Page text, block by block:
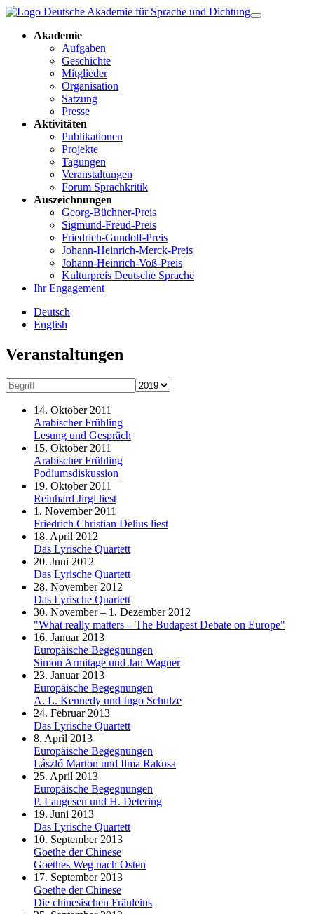
Akademie
Aufgaben
Geschichte
Mitglieder
Organisation
Satzung
Presse
Aktivitäten
Publikationen
Projekte
Tagungen
Veranstaltungen
Forum Sprachkritik
Auszeichnungen
Georg-Büchner-Preis
Sigmund-Freud-Preis
Friedrich-Gundolf-Preis
Johann-Heinrich-Merck-Preis
Johann-Heinrich-Voß-Preis
Kulturpreis Deutsche Sprache
Ihr Engagement
Deutsch
English
Veranstaltungen
14. Oktober 2011
Arabischer Frühling
Lesung und Gespräch
15. Oktober 2011
Arabischer Frühling
Podiumsdiskussion
19. Oktober 2011
Reinhard Jirgl liest
1. November 2011
Friedrich Christian Delius liest
18. April 2012
Das Lyrische Quartett
20. Juni 2012
Das Lyrische Quartett
28. November 2012
Das Lyrische Quartett
30. November – 1. Dezember 2012
"What really matters – The Budapest Debate on Europe"
16. Januar 2013
Europäische Begegnungen
Simon Armitage und Jan Wagner
23. Januar 2013
Europäische Begegnungen
A. L. Kennedy und Ingo Schulze
24. Februar 2013
Das Lyrische Quartett
8. April 2013
Europäische Begegnungen
László Marton und Ilma Rakusa
25. April 2013
Europäische Begegnungen
P. Laugesen und H. Detering
19. Juni 2013
Das Lyrische Quartett
10. September 2013
Goethe der Chinese
Goethes Weg nach Osten
17. September 2013
Goethe der Chinese
Die chinesischen Fräuleins